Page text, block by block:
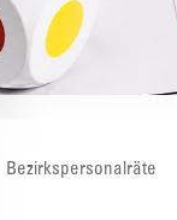
Bezirkspersonalräte